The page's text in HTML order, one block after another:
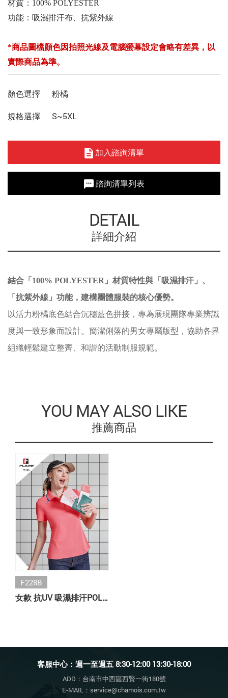
材質：100% POLYESTER
功能：吸濕排汗布、抗紫外線
*商品圖檔顏色因拍照光線及電腦螢幕設定會略有差異，以
實際商品為準。
顏色選擇 粉橘
規格選擇 S~5XL
加入諮詢清單
諮詢清單列表
DETAIL
詳細介紹
結合「100% POLYESTER」材質特性與「吸濕排汗」、
「抗紫外線」功能，建構團體服裝的核心優勢。
以活力粉橘底色結合沉穩藍色拼接，專為展現團隊專業辨識
度與一致形象而設計。簡潔俐落的男女專屬版型，協助各界
組織輕鬆建立整齊、和諧的活動制服規範。
YOU MAY ALSO LIKE
推薦商品
F228B
女款 抗UV 吸濕排汗POLO衫
客服中心：週一至週五 8:30-12:00 13:30-18:00
ADD：台南市中西區西賢一街180號
E-MAIL：service@chamois.com.tw